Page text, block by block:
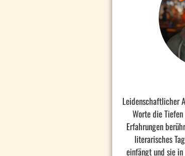
Leidenschaftlicher
Worte die
Erfahrungen
literarisches
einfängt und sie